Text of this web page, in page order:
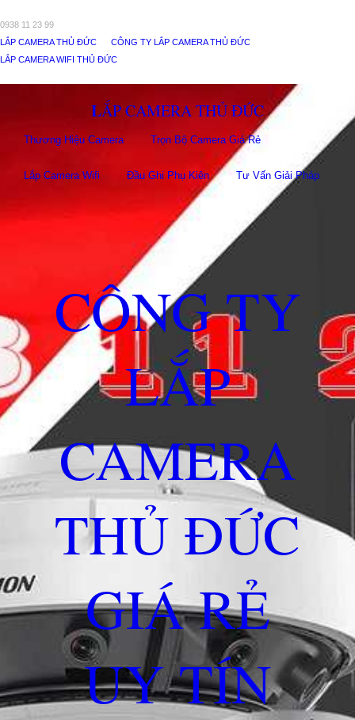
0938 11 23 99
LẮP CAMERA THỦ ĐỨC
CÔNG TY LẮP CAMERA THỦ ĐỨC
LẮP CAMERA WIFI THỦ ĐỨC
LẮP CAMERA THỦ ĐỨC
Thương Hiệu Camera Trọn Bộ Camera Giá Rẻ
Lắp Camera Wifi Đầu Ghi Phụ Kiên Tư Vấn Giải Pháp
CÔNG TY
LẮP
CAMERA
THỦ ĐỨC
GIÁ RẺ
UY TÍN